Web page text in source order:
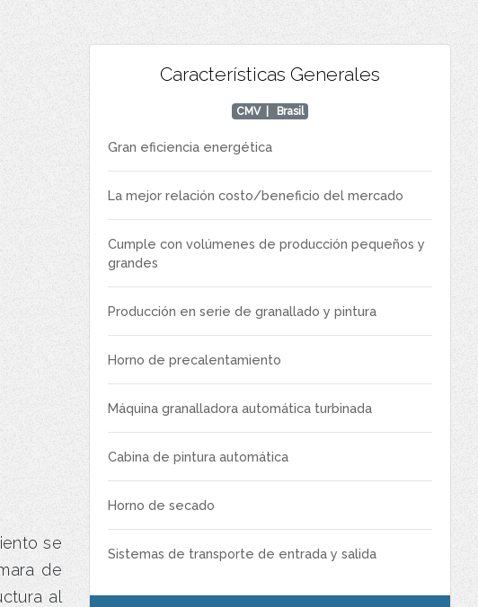
se
de
al
Características Generales
CMV| Brasil
Gran eficiencia energética
La mejor relación costo/beneficio del mercado
Cumple con volúmenes de producción pequeños y
grandes
Producción en serie de granallado y pintura
Horno de precalentamiento
Máquina granalladora automática turbinada
Cabina de pintura automática
Horno de secado
Sistemas de transporte de entrada y salida